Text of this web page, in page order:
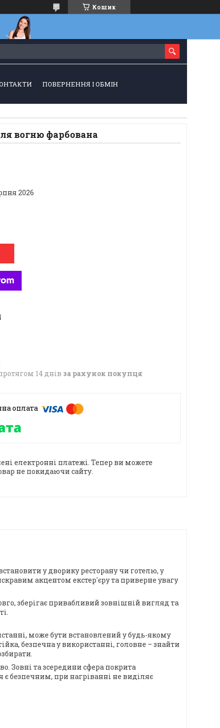
Кошик
ПОВЕРНЕННЯ І ОБМІН
вогню фарбована
2026
14 днів за рахунок покупця
електронні платежі. Тепер ви можете
не покидаючи сайту.
у дворику ресторану чи готелю, у
акцентом екстер'єру та приверне увагу
зберігає привабливий зовнішній вигляд та
може бути встановлений у будь-якому
безпечна у використанні, головне – знайти
Зовні та зсередини сфера покрита
є безпечним, при нагріванні не виділяє